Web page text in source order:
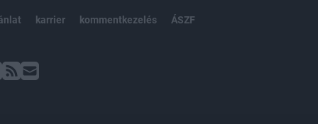
karrier kommentkezelés ÁSZF